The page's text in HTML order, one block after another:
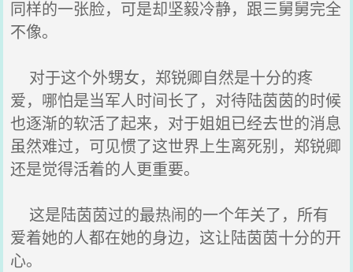
同样的一张脸，可是却坚毅冷静，跟三舅舅完全
不像。
对于这个外甥女，郑锐卿自然是十分的疼
爱，哪怕是当军人时间长了，对待陆茵茵的时候
也逐渐的软活了起来，对于姐姐已经去世的消息
虽然难过，可见惯了这世界上生离死别，郑锐卿
还是觉得活着的人更重要。
这是陆茵茵过的最热闹的一个年关了，所有
爱着她的人都在她的身边，这让陆茵茵十分的开
心。